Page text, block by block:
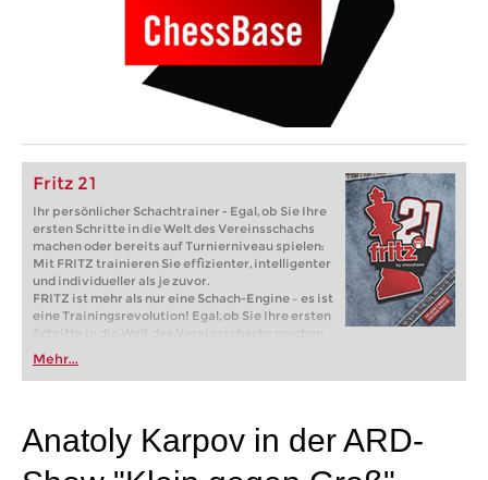
Fritz 21
Ihr persönlicher Schachtrainer - Egal, ob Sie Ihre
ersten Schritte in die Welt des Vereinsschachs
machen oder bereits auf Turnierniveau spielen:
Mit FRITZ trainieren Sie effizienter, intelligenter
und individueller als je zuvor.
FRITZ ist mehr als nur eine Schach-Engine – es ist
eine Trainingsrevolution! Egal, ob Sie Ihre ersten
Schritte in die Welt des Vereinsschachs machen
oder bereits auf Turnierniveau spielen: Mit
FRITZ trainieren Sie effizienter, intelligenter und
individueller als je zuvor.
Mehr...
Anatoly Karpov in der ARD-